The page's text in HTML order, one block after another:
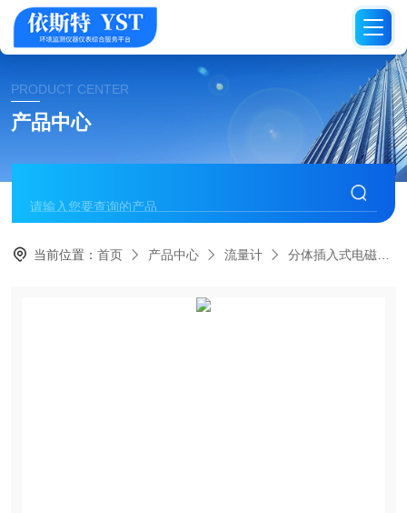
PRODUCT CENTER
产品中心
当前位置：首页 产品中心 流量计 分体插入式电磁流量计